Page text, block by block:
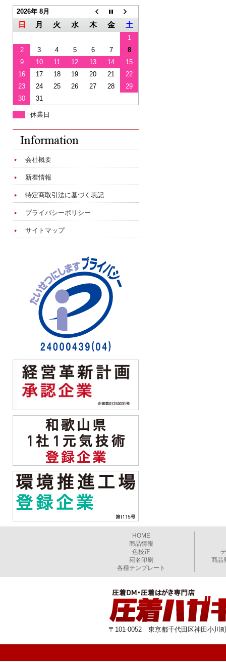
2026年 8月
日 月 火 水 木 金 土
1
2
3 4 5 6 7
8
9
10 11 12 13 14
15
16
17 18 19 20 21
22
23
24 25 26 27 28
29
30
31
休業日
会社概要
新着情報
特定商取引法に基づく表記
プライバシーポリシー
サイトマップ
HOME
商品情報
色校正
宛名印刷
各種テンプレート
商品
〒101-0052 東京都千代田区神田小川